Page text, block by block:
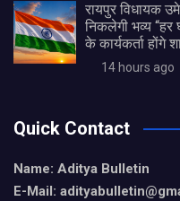
रायपुर विधायक
निकलेगी भव्य “हर
के कार्यकर्ता होंगे
14 hours ago
Quick Contact
Name: Aditya Bulletin
E-Mail: